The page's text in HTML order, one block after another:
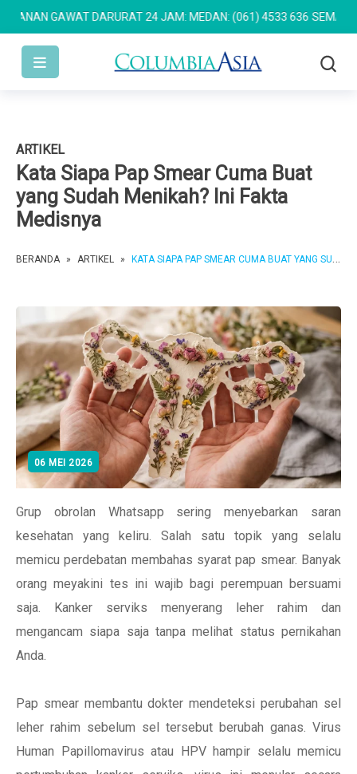
GAWAT DARURAT 24 JAM: MEDAN: (061) 4533 636 SEMARANG:
ARTIKEL
Kata Siapa Pap Smear Cuma Buat
yang Sudah Menikah? Ini Fakta
Medisnya
BERANDA » ARTIKEL » KATA SIAPA PAP SMEAR CUMA BUAT YANG SUDAH MENIKAH? INI FAKTA MEDISNYA
06 MEI 2026
Grup obrolan Whatsapp sering menyebarkan saran
kesehatan yang keliru. Salah satu topik yang selalu
memicu perdebatan membahas syarat pap smear. Banyak
orang meyakini tes ini wajib bagi perempuan bersuami
saja. Kanker serviks menyerang leher rahim dan
mengancam siapa saja tanpa melihat status pernikahan
Anda.
Pap smear membantu dokter mendeteksi perubahan sel
leher rahim sebelum sel tersebut berubah ganas. Virus
Human Papillomavirus atau HPV hampir selalu memicu